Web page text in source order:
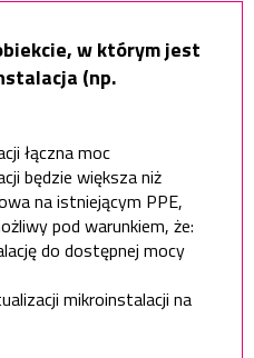
w którym jest
(np.
łączna moc
będzie większa niż
na istniejącym PPE,
pod warunkiem, że:
do dostępnej mocy
mikroinstalacji na